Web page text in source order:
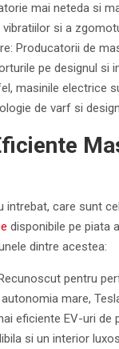
mai neteda si
si a
Producatorii de
pe designul si
masinile electrice
de varf si
intrebat, care sunt
disponibile pe piata
dintre acestea:
pentru
mare,
eficiente EV-uri de
si un interior